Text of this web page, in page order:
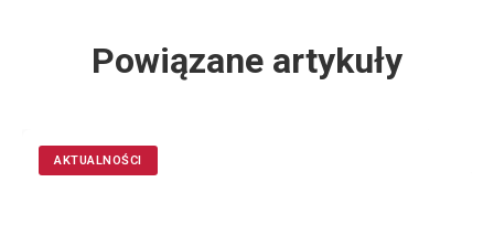
Powiązane artykuły
AKTUALNOŚCI